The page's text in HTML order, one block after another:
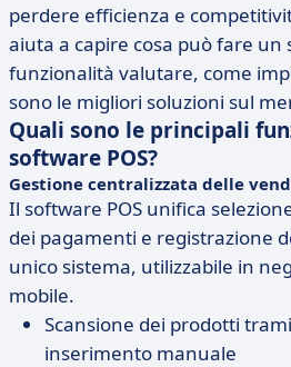
perdere efficienza e
aiuta a capire cosa può fare un
funzionalità valutare, come
sono le migliori soluzioni sul
Quali sono le principali
software POS?
Gestione centralizzata delle
Il software POS unifica
dei pagamenti e registrazione
unico sistema, utilizzabile in
mobile.
Scansione dei prodotti
inserimento manuale